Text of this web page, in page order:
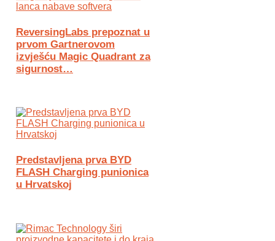
ReversingLabs prepoznat u
prvom Gartnerovom
izvješću Magic Quadrant za
sigurnost…
Predstavljena prva BYD
FLASH Charging punionica
u Hrvatskoj